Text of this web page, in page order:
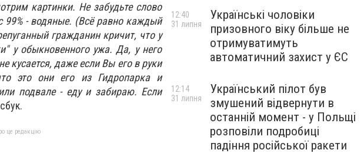
картинки. Не забудьте слово
- водяные. (Всё равно каждый
гражданин кричит, что у
у обыкновенного ужа. Да, у него
кусается, даже если Вы его в руки
это они его из Гидропарка и
подвале - еду и забираю. Если
це редакцію
Українські чоловіки
призовного віку більше не
отримуватимуть
автоматичний захист у ЄС
12:40
31 липня
Український пілот був
змушений відвернути в
останній момент - у Польщі
розповіли подробиці
падіння російської ракети
12:14
31 липня